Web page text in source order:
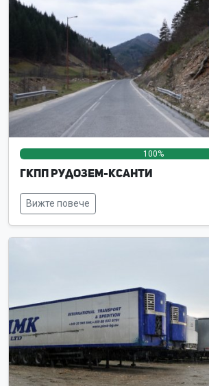
100%
ГКПП Рудозем-Ксанти
Вижте повече